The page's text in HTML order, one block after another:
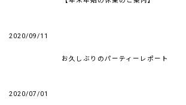
2020/09/11
お久しぶりのパーティーレポート
2020/07/01